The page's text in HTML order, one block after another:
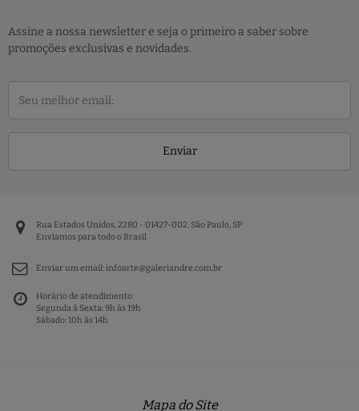
Assine a nossa newsletter e seja o primeiro a saber sobre
promoções exclusivas e novidades.
Enviar
Rua Estados Unidos, 2280 - 01427-002, São Paulo, SP
Enviamos para todo o Brasil
Enviar um email:infoarte@galeriandre.com.br
Horário de atendimento:
Segunda à Sexta: 9h às 19h
Sábado: 10h às 14h
Mapa do Site